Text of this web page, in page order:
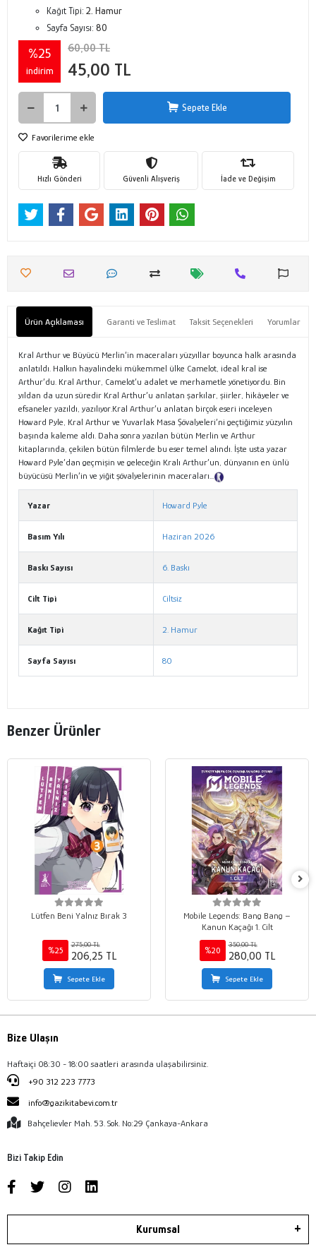
Kağıt Tipi: 2. Hamur
Sayfa Sayısı: 80
%25
indirim
60,00 TL
45,00 TL
Sepete Ekle
Favorilerime ekle
Hızlı Gönderi Güvenli Alışveriş İade ve Değişim
Ürün Açıklaması Garanti ve Teslimat Taksit Seçenekleri Yorumlar
Kral Arthur ve Büyücü Merlin’in maceraları yüzyıllar boyunca halk arasında
anlatıldı. Halkın hayalindeki mükemmel ülke Camelot, ideal kral ise
Arthur’du. Kral Arthur, Camelot’u adalet ve merhametle yönetiyordu. Bin
yıldan da uzun süredir Kral Arthur’u anlatan şarkılar, şiirler, hikâyeler ve
efsaneler yazıldı, yazılıyor.Kral Arthur’u anlatan birçok eseri inceleyen
Howard Pyle, Kral Arthur ve Yuvarlak Masa Şövalyeleri’ni geçtiğimiz yüzyılın
başında kaleme aldı. Daha sonra yazılan bütün Merlin ve Arthur
kitaplarında, çekilen bütün filmlerde bu eser temel alındı. İşte usta yazar
Howard Pyle’dan geçmişin ve geleceğin Kralı Arthur’un, dünyanın en ünlü
büyücüsü Merlin’in ve yiğit şövalyelerinin maceraları...
Yazar Howard Pyle
Basım Yılı Haziran 2026
Baskı Sayısı 6. Baskı
Cilt Tipi Ciltsiz
Kağıt Tipi 2. Hamur
Sayfa Sayısı 80
Benzer Ürünler
Lütfen Beni Yalnız Bırak 3
%25
275,00 TL
206,25 TL
Sepete Ekle
Mobile Legends: Bang Bang –
Kanun Kaçağı 1. Cilt
%20
350,00 TL
280,00 TL
Sepete Ekle
Bize Ulaşın
Haftaiçi 08:30 - 18:00 saatleri arasında ulaşabilirsiniz.
+90 312 223 7773
info@gazikitabevi.com.tr
Bahçelievler Mah. 53. Sok. No:29 Çankaya-Ankara
Bizi Takip Edin
Kurumsal